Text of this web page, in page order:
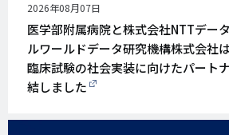
公
開
日
2026年08月07日
医学部附属病院と株式会社NTTデー
ルワールドデータ研究機構株式会社
臨床試験の社会実装に向けたパート
結しました